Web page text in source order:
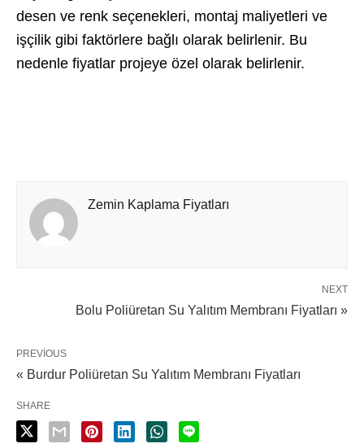
desen ve renk seçenekleri, montaj maliyetleri ve
işçilik gibi faktörlere bağlı olarak belirlenir. Bu
nedenle fiyatlar projeye özel olarak belirlenir.
Zemin Kaplama Fiyatları
NEXT
Bolu Poliüretan Su Yalıtım Membranı Fiyatları »
PREVIOUS
« Burdur Poliüretan Su Yalıtım Membranı Fiyatları
SHARE